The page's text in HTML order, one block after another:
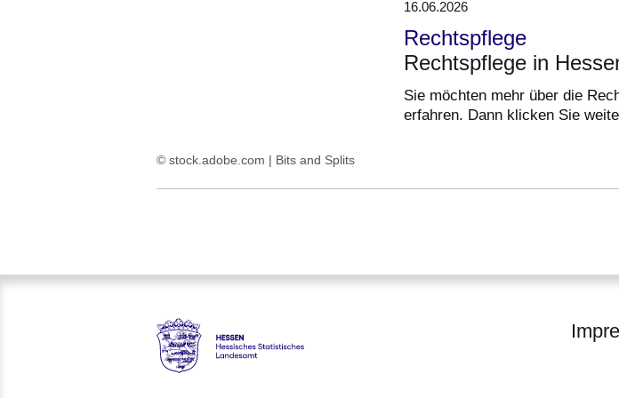
© stock.adobe.com | Bits and Splits
16.06.2026
Rechtspflege
Rechtspflege in
Sie möchten mehr über die
erfahren. Dann klicken Sie
Hessen - Hessisches Statistisches Landesamt